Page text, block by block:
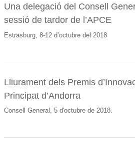
Una delegació del Consell
sessió de tardor de l’APCE
Estrasburg, 8-12 d’octubre del 2018
Lliurament dels Premis
Principat d’Andorra
Consell General, 5 d'octubre de 2018.